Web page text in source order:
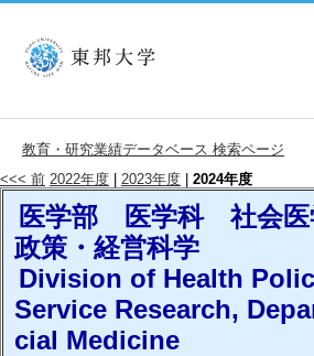
教育・研究業績データベース 検索ページ
<<< 前 2022年度 2023年度 2024年度
医学部 医学科 社会医
政策・経営科学
Division of Health
Service Research,
cial Medicine